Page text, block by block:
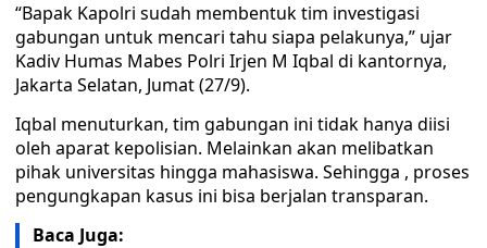
“Bapak Kapolri sudah membentuk tim investigasi
gabungan untuk mencari tahu siapa pelakunya,” ujar
Kadiv Humas Mabes Polri Irjen M Iqbal di kantornya,
Jakarta Selatan, Jumat (27/9).
Iqbal menuturkan, tim gabungan ini tidak hanya diisi
oleh aparat kepolisian. Melainkan akan melibatkan
pihak universitas hingga mahasiswa. Sehingga , proses
pengungkapan kasus ini bisa berjalan transparan.
Baca Juga: